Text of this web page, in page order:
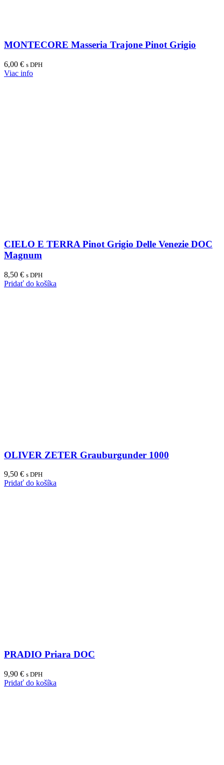
MONTECORE Masseria Trajone Pinot Grigio
6,00 € s DPH
Viac info
CIELO E TERRA Pinot Grigio Delle Venezie DOC
Magnum
8,50 € s DPH
Pridať do košíka
OLIVER ZETER Grauburgunder 1000
9,50 € s DPH
Pridať do košíka
PRADIO Priara DOC
9,90 € s DPH
Pridať do košíka